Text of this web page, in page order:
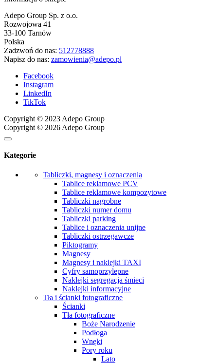
Adepo Group Sp. z o.o.
Rozwojowa 41
33-100 Tarnów
Polska
Zadzwoń do nas: 512778888
Napisz do nas: zamowienia@adepo.pl
Facebook
Instagram
LinkedIn
TikTok
Copyright © 2023 Adepo Group
Copyright © 2026 Adepo Group
Kategorie
Tabliczki, magnesy i oznaczenia
Tablice reklamowe PCV
Tablice reklamowe kompozytowe
Tabliczki nagrobne
Tabliczki numer domu
Tabliczki parking
Tablice i oznaczenia unijne
Tabliczki ostrzegawcze
Piktogramy
Magnesy
Magnesy i naklejki TAXI
Cyfry samoprzylepne
Naklejki segregacja śmieci
Naklejki informacyjne
Tła i ścianki fotograficzne
Ścianki
Tła fotograficzne
Boże Narodzenie
Podłoga
Wnęki
Pory roku
Lato